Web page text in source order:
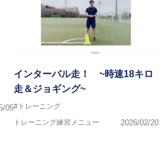
05
インターバル走！ ~時速18キロ
走＆ジョギング~
#トレーニング
トレーニング練習メニュー
2026/02/20